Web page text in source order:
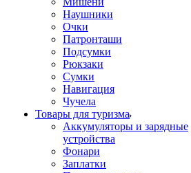
Наушники
Очки
Патронташи
Подсумки
Рюкзаки
Сумки
Навигация
Чучела
Товары для туризма
Аккумуляторы и зарядные
устройства
Фонари
Заплатки